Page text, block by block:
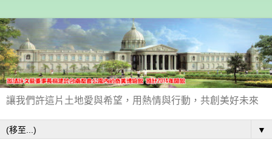
讓我們許這片土地愛與希望，用熱情與行動，共創美好未來
▼